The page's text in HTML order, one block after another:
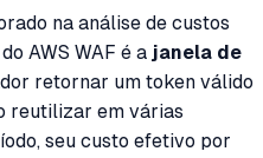
na análise de custos
AWS WAF é a janela de
retornar um token válido
reutilizar em várias
seu custo efetivo por